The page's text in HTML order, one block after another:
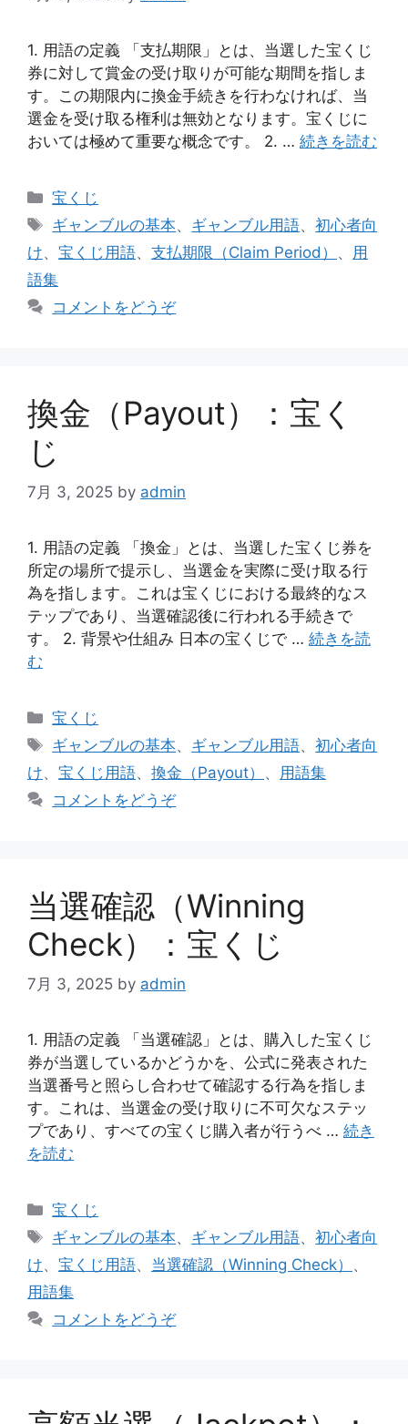
1. 用語の定義 「支払期限」とは、当選した宝くじ
券に対して賞金の受け取りが可能な期間を指しま
す。この期限内に換金手続きを行わなければ、当
選金を受け取る権利は無効となります。宝くじに
おいては極めて重要な概念です。 2. … 続きを読む
カ
テ
リ
ー
宝くじ
タ
グ
ギャンブルの基本、 ギャンブル用語、初心者向
け、 宝くじ用語、 支払期限（Claim Period） 、 用
語集
コメントをどうぞ
換金（Payout）：宝く
じ
7月 3, 2025 by admin
1. 用語の定義 「換金」とは、当選した宝くじ券を
所定の場所で提示し、当選金を実際に受け取る行
為を指します。これは宝くじにおける最終的なス
テップであり、当選確認後に行われる手続きで
す。 2. 背景や仕組み 日本の宝くじで … 続きを読
む
カ
テ
ゴ
リ
ー
宝くじ
タ
グ
ギャンブルの基本、 ギャンブル用語、初心者向
け、 宝くじ用語、 換金（Payout） 、 用語集
コメントをどうぞ
当選確認（Winning
Check）：宝くじ
7月 3, 2025 by admin
1. 用語の定義 「当選確認」とは、購入した宝くじ
券が当選しているかどうかを、公式に発表された
当選番号と照らし合わせて確認する行為を指しま
す。これは、当選金の受け取りに不可欠なステッ
プであり、すべての宝くじ購入者が行うべ … 続き
を読む
カ
テ
リ
ー
宝くじ
タ
グ
ギャンブルの基本、 ギャンブル用語、初心者向
け、 宝くじ用語、 当選確認（Winning Check） 、
用語集
コメントをどうぞ